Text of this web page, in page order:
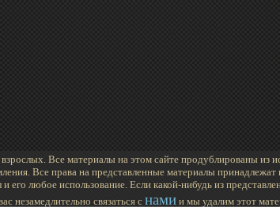
Все материалы на этом сайте продублированы из
Все права на представленные материалы
его любое использование. Если какой-нибудь из
незамедлительно связаться с намии мы удалим этот